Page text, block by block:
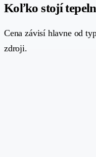
Koľko stojí
Cena závisí hlavne od
zdroji.